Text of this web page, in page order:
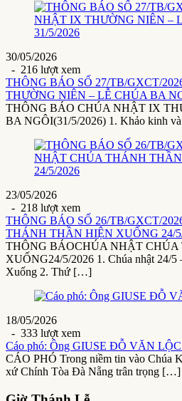
30/05/2026
- 216 lượt xem
THÔNG BÁO SỐ 27/TB/GXCT/
THƯỜNG NIÊN – LỄ CHÚA BA
THÔNG BÁO CHÚA NHẬT IX
BA NGÔI(31/5/2026) 1. Khảo kinh
23/05/2026
- 218 lượt xem
THÔNG BÁO SỐ 26/TB/GXCT/
THÁNH THẦN HIỆN XUỐNG 24/
THÔNG BÁOCHÚA NHẬT
XUỐNG24/5/2026 1. Chúa nhật 24/5
Xuống 2. Thứ […]
18/05/2026
- 333 lượt xem
Cáo phó: Ông GIUSE ĐỖ VĂN LỘC
CÁO PHÓ Trong niềm tin vào Chúa
xứ Chính Tòa Đà Nẵng trân trọng […]